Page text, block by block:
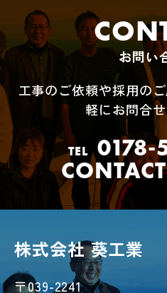
お問い
工事のご依頼や採用の
軽にお問合
TEL 0178-
株式会社 葵工業
〒039-2241